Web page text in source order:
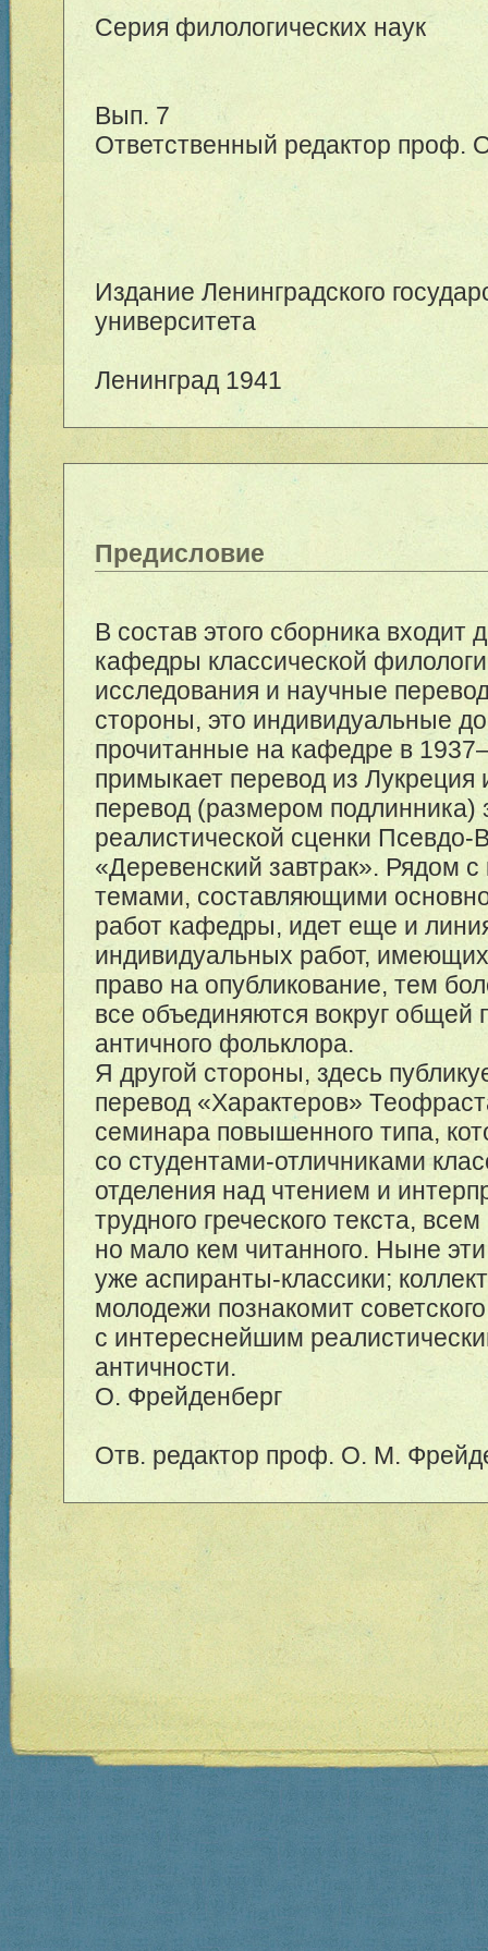
Серия филологических наук
Вып. 7
Ответственный редактор проф.
Издание Ленинградского
университета
Ленинград 1941
Предисловие
В состав этого сборника входит
кафедры классической
исследования и научные
стороны, это индивидуальные
прочитанные на кафедре в 19
примыкает перевод из Лукреция
перевод (размером подлинника)
реалистической сценки Псевдо-
«Деревенский завтрак». Рядом
темами, составляющими
работ кафедры, идет еще и
индивидуальных работ,
право на опубликование, тем
все объединяются вокруг общей
античного фольклора.
Я другой стороны, здесь
перевод «Характеров»
семинара повышенного типа,
со студентами-отличниками
отделения над чтением и
трудного греческого текста,
но мало кем читанного. Ныне
уже аспиранты-классики;
молодежи познакомит
с интереснейшим
античности.
О. Фрейденберг
Отв. редактор проф. О. М.